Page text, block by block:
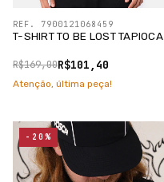
T-SHIRT TO BE LOST TAPIOCA
R$101,40
R$169,00
REF. 7900121068459
Atenção, última peça!
-20%